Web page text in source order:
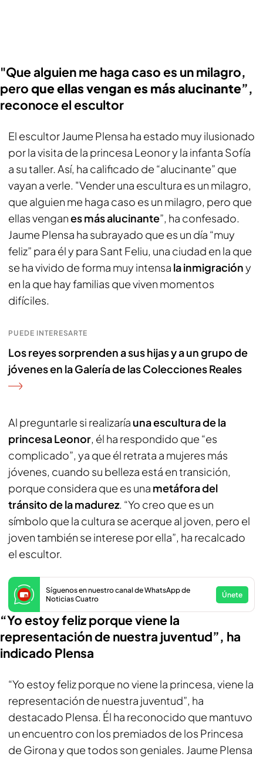
"Que alguien me haga caso es un milagro,
peroque ellas vengan es más alucinante”,
reconoce el escultor
El escultor Jaume Plensa ha estado muy ilusionado
por la visita de la princesa Leonor y la infanta Sofía
a su taller. Así, ha calificado de “alucinante” que
vayan a verle. "Vender una escultura es un milagro,
que alguien me haga caso es un milagro, pero que
ellas venganes más alucinante”, ha confesado.
Jaume Plensa ha subrayado que es un día “muy
feliz” para él y para Sant Feliu, una ciudad en la que
se ha vivido de forma muy intensa la inmigracióny
en la que hay familias que viven momentos
difíciles.
PUEDE INTERESARTE
Los reyes sorprenden a sus hijas y a un grupo de
jóvenes en la Galería de las Colecciones Reales
Al preguntarle si realizaría una escultura de la
princesa Leonor, él ha respondido que “es
complicado”, ya que él retrata a mujeres más
jóvenes, cuando su belleza está en transición,
porque considera que es una metáfora del
tránsito de la madurez. “Yo creo que es un
símbolo que la cultura se acerque al joven, pero el
joven también se interese por ella”, ha recalcado
el escultor.
Síguenos en nuestro canal de WhatsApp de
Noticias Cuatro
Únete
“Yo estoy feliz porque viene la
representación de nuestra juventud”, ha
indicado Plensa
“Yo estoy feliz porque no viene la princesa, viene la
representación de nuestra juventud”, ha
destacado Plensa. Él ha reconocido que mantuvo
un encuentro con los premiados de los Princesa
de Girona y que todos son geniales. Jaume Plensa